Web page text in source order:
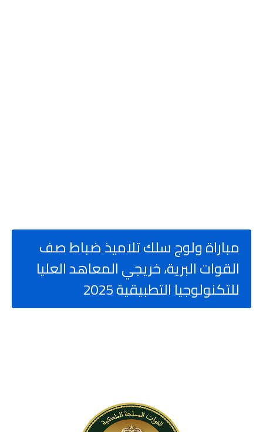
مباراة ولوج سلك تلاميذ ضباط صف
القوات البرية، خريجي المعاهد العليا
للتكنولوجيا التطبيقية 2025